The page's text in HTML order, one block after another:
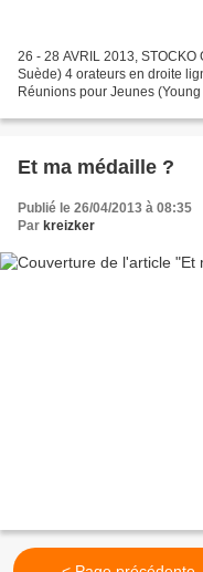
26 - 28 AVRIL 2013,
Suède) 4 orateurs en droite
Réunions pour Jeunes
Et ma médaille ?
Publié le 26/04/2013 à 08:35
Par kreizker